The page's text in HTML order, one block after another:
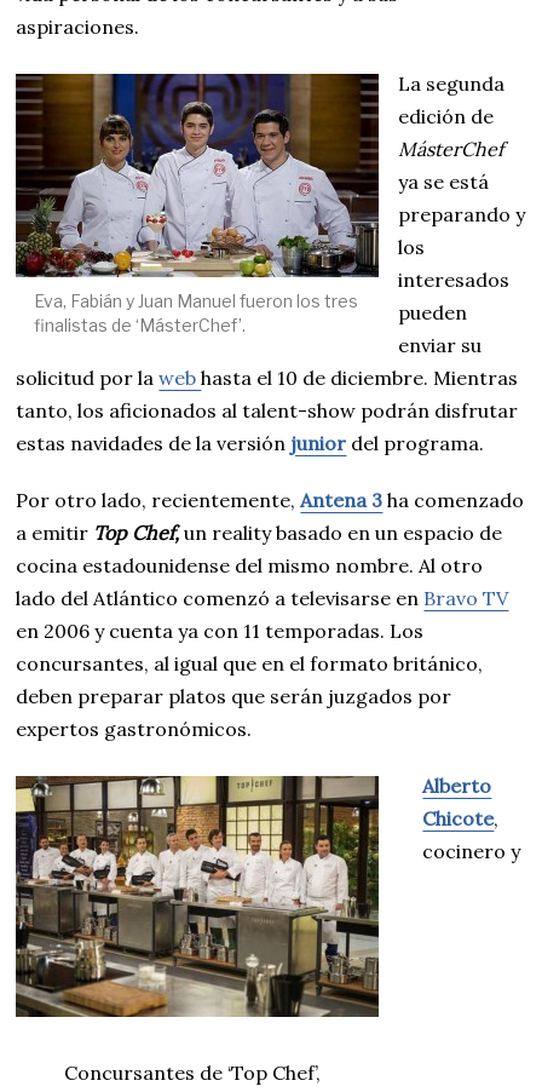
aspiraciones.
Eva, Fabián y Juan Manuel fueron los tres
finalistas de ‘MásterChef’.
La segunda
edición de
MásterChef
ya se está
preparando y
los
interesados
pueden
enviar su
solicitud por lawebhasta el 10 de diciembre. Mientras
tanto, los aficionados al talent-show podrán disfrutar
estas navidades de la versión junior del programa.
Por otro lado, recientemente,Antena 3 ha comenzado
a emitir Top Chef,un reality basado en un espacio de
cocina estadounidense del mismo nombre. Al otro
lado del Atlántico comenzó a televisarse en Bravo TV
en 2006 y cuenta ya con 11 temporadas. Los
concursantes, al igual que en el formato británico,
deben preparar platos que serán juzgados por
expertos gastronómicos.
Concursantes de ‘Top Chef’,
Alberto
Chicote,
cocinero y